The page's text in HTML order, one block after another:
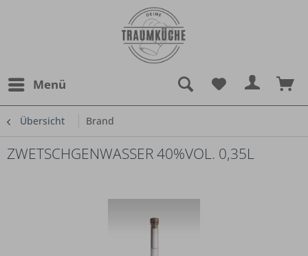
Menü
Übersicht Brand
ZWETSCHGENWASSER 40%VOL. 0,35L